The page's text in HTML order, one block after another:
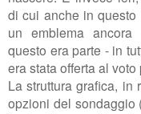
di cui anche in
un emblema
questo era parte - in
era stata offerta al
La struttura grafica, in
opzioni del sondaggio